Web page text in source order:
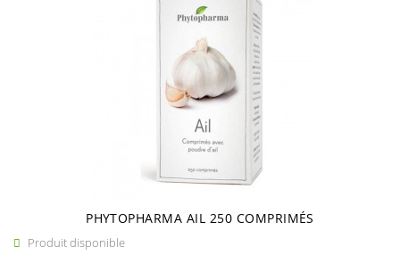
PHYTOPHARMA AIL 250 COMPRIMÉS
 Produit disponible